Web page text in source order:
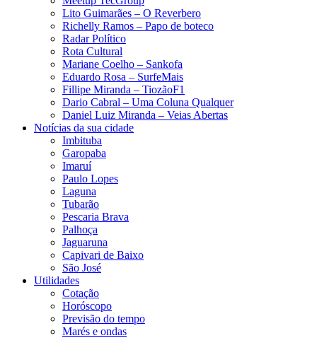
Lito Guimarães – O Reverbero
Richelly Ramos​ – Papo de boteco
Radar Político
Rota Cultural
Mariane Coelho – Sankofa
Eduardo Rosa​ – SurfeMais
Fillipe Miranda – TiozãoF1
Dario Cabral – Uma Coluna Qualquer
Daniel Luiz Miranda – Veias Abertas
Notícias da sua cidade
Imbituba
Garopaba
Imaruí
Paulo Lopes
Laguna
Tubarão
Pescaria Brava
Palhoça
Jaguaruna
Capivari de Baixo
São José
Utilidades
Cotação
Horóscopo
Previsão do tempo
Marés e ondas